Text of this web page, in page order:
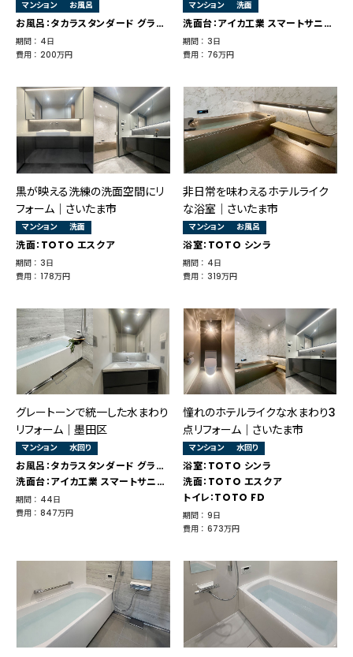
マンション お風呂
お風呂：タカラスタンダード グランスパ
期間 ： 4日
費用 ： 200万円
マンション 洗面
洗面台：アイカ工業 スマートサニタリー
期間 ： 3日
費用 ： 76万円
黒が映える洗練の洗面空間にリ
フォーム｜さいたま市
マンション 洗面
洗面：TOTO エスクア
期間 ： 3日
費用 ： 178万円
非日常を味わえるホテルライク
な浴室｜さいたま市
マンション お風呂
浴室：TOTO シンラ
期間 ： 4日
費用 ： 319万円
グレートーンで統一した水まわり
リフォーム｜墨田区
マンション 水回り
お風呂：タカラスタンダード グランスパ
洗面台：アイカ工業 スマートサニタリー
期間 ： 44日
費用 ： 847万円
憧れのホテルライクな水まわり3
点リフォーム｜さいたま市
マンション 水回り
浴室：TOTO シンラ
洗面：TOTO エスクア
トイレ：TOTO FD
期間 ： 9日
費用 ： 673万円